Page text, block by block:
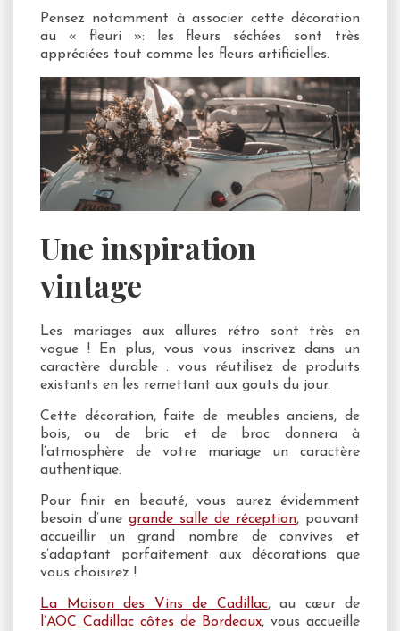
Pensez notamment à associer cette décoration
au « fleuri »: les fleurs séchées sont très
appréciées tout comme les fleurs artificielles.
Une inspiration
vintage
Les mariages aux allures rétro sont très en
vogue ! En plus, vous vous inscrivez dans un
caractère durable : vous réutilisez de produits
existants en les remettant aux gouts du jour.
Cette décoration, faite de meubles anciens, de
bois, ou de bric et de broc donnera à
l’atmosphère de votre mariage un caractère
authentique.
Pour finir en beauté, vous aurez évidemment
besoin d’une grande salle de réception, pouvant
accueillir un grand nombre de convives et
s’adaptant parfaitement aux décorations que
vous choisirez !
La Maison des Vins de Cadillac, au cœur de
l’AOC Cadillac côtes de Bordeaux, vous accueille